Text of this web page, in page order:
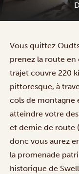
Vous quittez
prenez la route
trajet couvre 220
pittoresque, à
cols de montagne
atteindre votre
et demie de route
donc vous aurez
la promenade
historique de